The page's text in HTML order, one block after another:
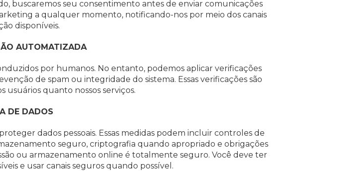
buscaremos seu consentimento antes de enviar comunicações
a qualquer momento, notificando-nos por meio dos canais
disponíveis.
AUTOMATIZADA
por humanos. No entanto, podemos aplicar verificações
de spam ou integridade do sistema. Essas verificações são
quanto nossos serviços.
DE DADOS
dados pessoais. Essas medidas podem incluir controles de
seguro, criptografia quando apropriado e obrigações
ou armazenamento online é totalmente seguro. Você deve ter
e usar canais seguros quando possível.